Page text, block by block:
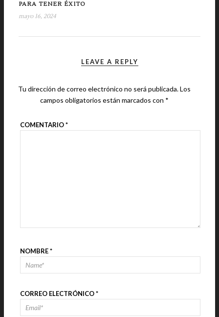
PARA TENER ÉXITO
mayo 16, 2024
LEAVE A REPLY
Tu dirección de correo electrónico no será publicada.Los
campos obligatorios están marcados con *
COMENTARIO*
NOMBRE*
CORREO ELECTRÓNICO*